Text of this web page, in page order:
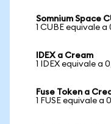
Somnium Space
1 CUBE equivale a
IDEX a Cream
1 IDEX equivale a
Fuse Token a
1 FUSE equivale a